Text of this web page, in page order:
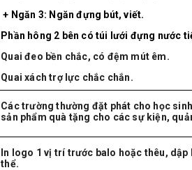
+ Ngăn 3: Ngăn đựng bút, viết.
Phần hông 2 bên có túi lưới đựng nước
Quai đeo bền chắc, có đệm mút êm.
Quai xách trợ lực chắc chắn.
Các trường thường đặt phát cho học
sản phẩm quà tặng cho các sự kiện,
In logo 1 vị trí trước balo hoặc thêu, dập
thể.